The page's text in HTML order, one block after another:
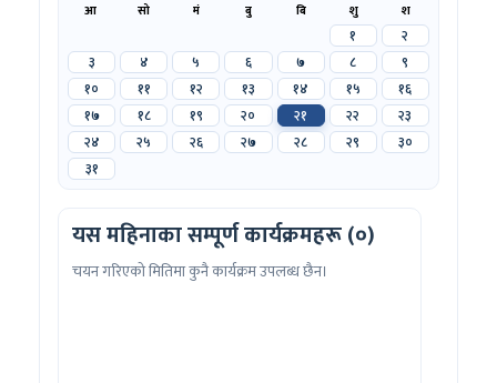
आ सो मं बु बि शु श
१
२
३
४ ५ ६ ७ ८
९
१०
११ १२ १३ १४ १५
१६
१७
१८ १९ २० २१ २२
२३
२४
२५ २६ २७ २८ २९
३०
३१
यस महिनाका सम्पूर्ण कार्यक्रमहरू (०)
चयन गरिएको मितिमा कुनै कार्यक्रम उपलब्ध छैन।